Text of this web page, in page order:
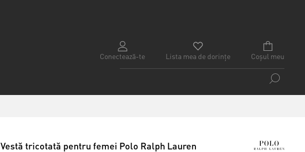
Conectează-te Coșul meu
Lista mea de dorințe
Vestă tricotată pentru femei Polo Ralph Lauren